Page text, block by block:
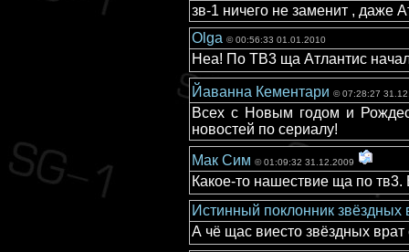
зв-1 ничего не заменит , даже
Olga © 00:56:33 01.01.2010
Неа! По ТВ3 ща Атлантис
Йаванна Кементари © 07:28:27
Всех с Новым годом и
новостей по сериалу!
Мак Сим © 01:09:32 31.12.2009
Какое-то нашествие ща по
Истинный поклонник звёздных
А чё щас виесто звёздных врат